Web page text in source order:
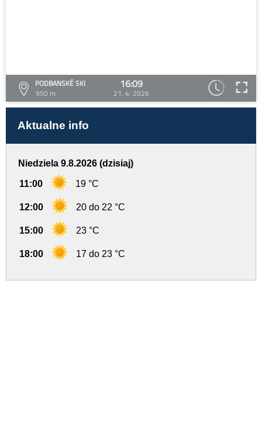
PODBANSKÉ SKI
950 m
16:09
21. 4. 2026
Aktualne info
Niedziela 9.8.2026 (dzisiaj)
11:00 19 °C
12:00 20 do 22 °C
15:00 23 °C
18:00 17 do 23 °C